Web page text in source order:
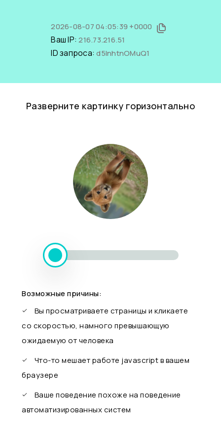
2026-08-07 04:05:39 +0000
Ваш IP:216.73.216.51
ID запроса:d5InhtnOMuQ1
Разверните картинку горизонтально
Возможные причины:
Вы просматриваете страницы и кликаете
со скоростью, намного превышающую
ожидаемую от человека
Что-то мешает работе javascript в вашем
браузере
Ваше поведение похоже на поведение
автоматизированных систем